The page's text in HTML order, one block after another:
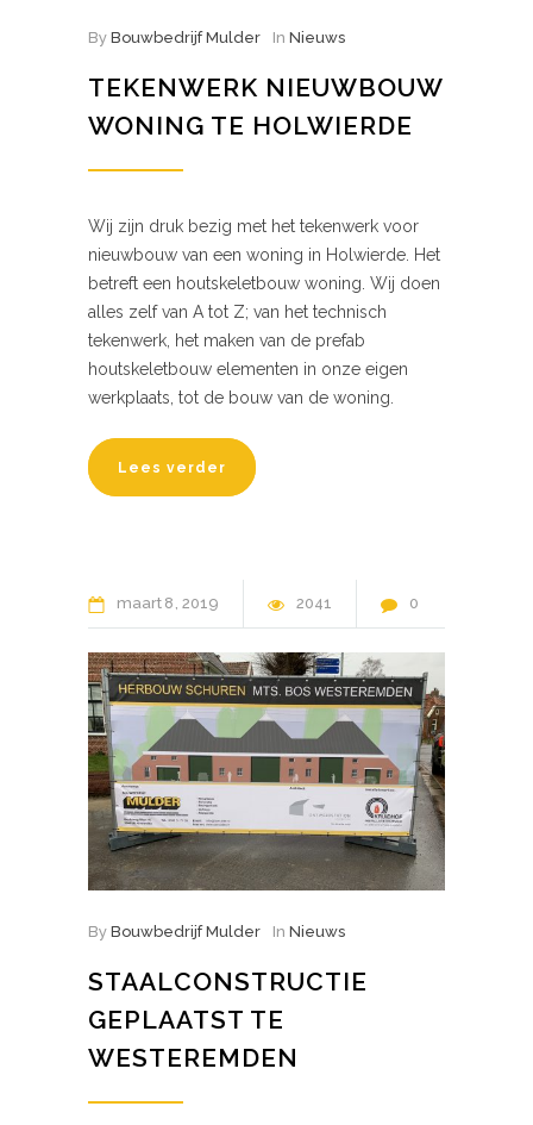
By Bouwbedrijf Mulder In Nieuws
TEKENWERK NIEUWBOUW
WONING TE HOLWIERDE
Wij zijn druk bezig met het tekenwerk voor
nieuwbouw van een woning in Holwierde. Het
betreft een houtskeletbouw woning. Wij doen
alles zelf van A tot Z; van het technisch
tekenwerk, het maken van de prefab
houtskeletbouw elementen in onze eigen
werkplaats, tot de bouw van de woning.
Lees verder
maart 8 2019 2041 0
By Bouwbedrijf Mulder In Nieuws
STAALCONSTRUCTIE
GEPLAATST TE
WESTEREMDEN